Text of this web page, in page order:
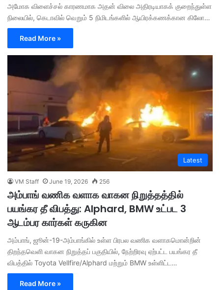
அமோக விளைச்சல் காரணமாக அதன் விலை அதிரடியாகக் குறைந்துள்ள
நிலையில், கெடாவில் வெறும் 5 நிமிடங்களில் ஆயிரக்கணக்கான கிலோ…
Read More »
Latest
VM Staff June 19, 2026 256
அம்பாங் வணிக வளாக வாகன நிறுத்தத்தில்
பயங்கர தீ விபத்து: Alphard, BMW உட்பட 3
ஆடம்பர கார்கள் கருகின
அம்பாங், ஜூன்-19-அம்பாங்கில் உள்ள பிரபல வணிக வளாகமொன்றின்
திறந்தவெளி வாகன நிறுத்தப் பகுதியில், நேற்றிரவு ஏற்பட்ட பயங்கர தீ
விபத்தில் Toyota Vellfire/Alphard மற்றும் BMW உள்ளிட்ட…
Read More »